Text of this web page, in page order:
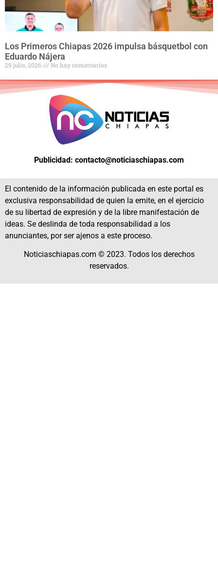
Los Primeros Chiapas 2026 impulsa básquetbol con
Eduardo Nájera
29 julio, 2026 No hay comentarios
Publicidad: contacto@noticiaschiapas.com
El contenido de la información publicada en este portal es
exclusiva responsabilidad de quien la emite, en el ejercicio
de su libertad de expresión y de la libre manifestación de
ideas. Se deslinda de toda responsabilidad a los
anunciantes, por ser ajenos a este proceso.
Noticiaschiapas.com © 2023. Todos los derechos
reservados.